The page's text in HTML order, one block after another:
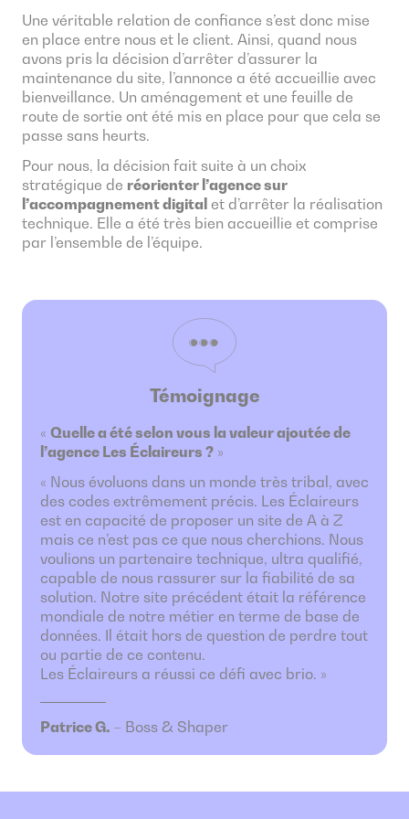
Une véritable relation de confiance s’est donc mise
en place entre nous et le client. Ainsi, quand nous
avons pris la décision d’arrêter d’assurer la
maintenance du site, l’annonce a été accueillie avec
bienveillance. Un aménagement et une feuille de
route de sortie ont été mis en place pour que cela se
passe sans heurts.
Pour nous, la décision fait suite à un choix
stratégique de réorienter l’agence sur
l’accompagnement digital et d’arrêter la réalisation
technique. Elle a été très bien accueillie et comprise
par l’ensemble de l’équipe.
Témoignage
Quelle a été selon vous la valeur ajoutée de
l’agence Les Éclaireurs ?
Nous évoluons dans un monde très tribal, avec
des codes extrêmement précis. Les Éclaireurs
est en capacité de proposer un site de A à Z
mais ce n’est pas ce que nous cherchions. Nous
voulions un partenaire technique, ultra qualifié,
capable de nous rassurer sur la fiabilité de sa
solution. Notre site précédent était la référence
mondiale de notre métier en terme de base de
données. Il était hors de question de perdre tout
ou partie de ce contenu.
Les Éclaireurs a réussi ce défi avec brio.
Patrice G. – Boss & Shaper